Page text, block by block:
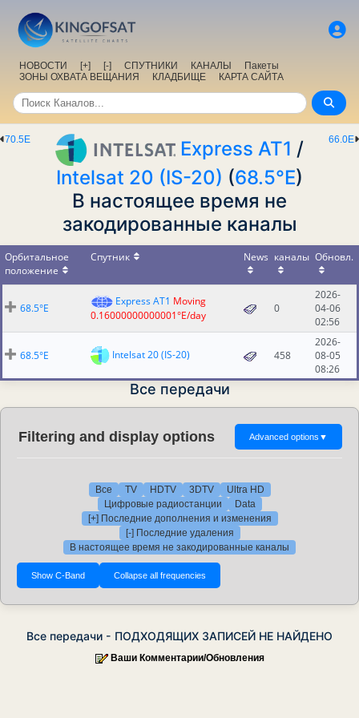
НОВОСТИ [+] [-] СПУТНИКИ КАНАЛЫ
Пакеты
ЗОНЫ ОХВАТА ВЕЩАНИЯ
КЛАДБИЩЕ КАРТА САЙТА
66.0E
70.5E Express AT1 /
Intelsat 20 (IS-20) (68.5°E)
В настоящее время не
закодированные каналы
Орбитальное
положение
Спутник News каналы Обновл.
68.5°E
Express AT1 Moving
0.16000000000001°E/day
0
2026-
04-06
02:56
68.5°E Intelsat 20 (IS-20) 458
2026-
08-05
08:26
Все передачи
Filtering and display options Advanced options ▼
Все TV HDTV 3DTV
Ultra HD
Цифровые радиостанции
Data
[+] Последние дополнения и изменения
[-] Последние удаления
В настоящее время не закодированные каналы
Все передачи - ПОДХОДЯЩИХ ЗАПИСЕЙ НЕ НАЙДЕНО
Ваши Комментарии/Обновления